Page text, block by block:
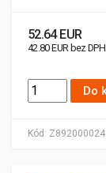
Kód: Z892000024
52.64 EUR
42.80 EUR bez DPH
Do